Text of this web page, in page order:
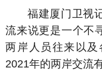
福建厦门卫视记
流来说更是一个不
两岸人员往来以
2021年的两岸交流